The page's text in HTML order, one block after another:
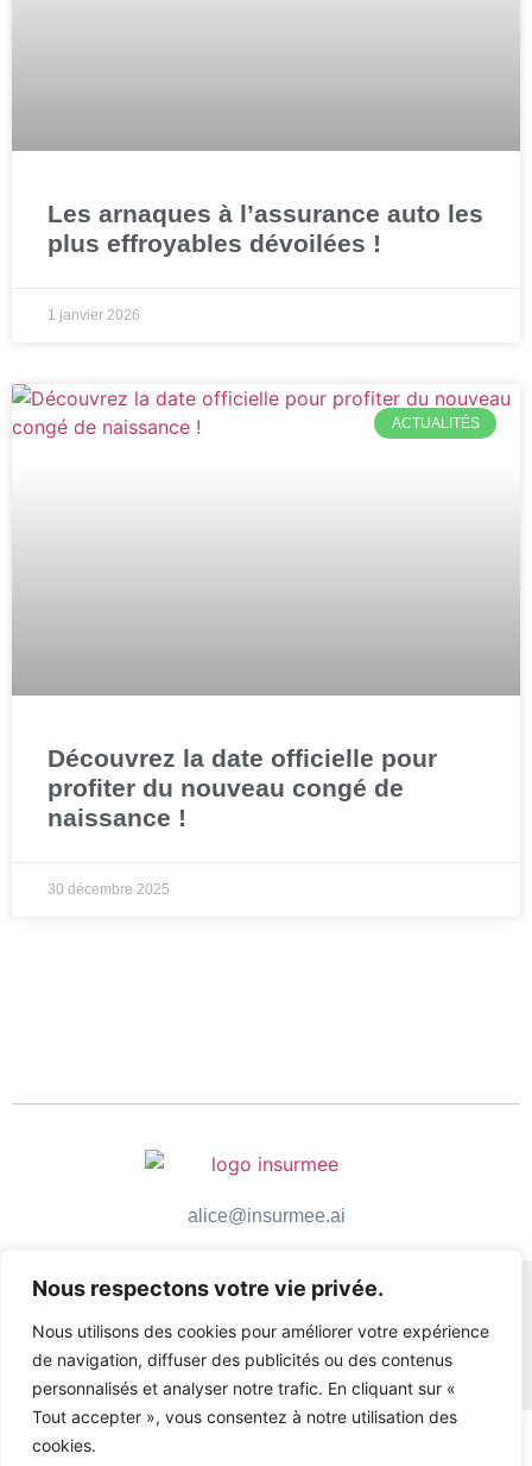
Nous respectons votre vie privée.
Nous utilisons des cookies pour améliorer votre expérience
de navigation, diffuser des publicités ou des contenus
personnalisés et analyser notre trafic. En cliquant sur «
Tout accepter », vous consentez à notre utilisation des
cookies.
Les arnaques à l’assurance auto les
plus effroyables dévoilées !
1 janvier 2026
ACTUALITÉS
Découvrez la date officielle pour
profiter du nouveau congé de
naissance !
30 décembre 2025
alice@insurmee.ai